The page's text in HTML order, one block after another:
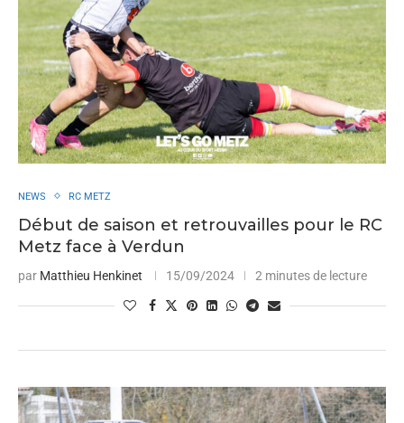
NEWS RC METZ
Début de saison et retrouvailles pour le RC
Metz face à Verdun
par Matthieu Henkinet 15/09/2024 2 minutes de lecture